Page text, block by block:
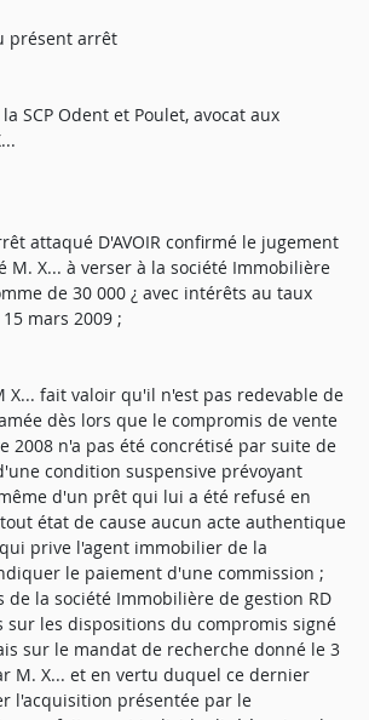
présent arrêt
SCP Odent et Poulet, avocat aux
attaqué D'AVOIR confirmé le jugement
M. X... à verser à la société Immobilière
de 30 000 ¿ avec intérêts au taux
mars 2009 ;
X... fait valoir qu'il n'est pas redevable de
dès lors que le compromis de vente
2008 n'a pas été concrétisé par suite de
condition suspensive prévoyant
d'un prêt qui lui a été refusé en
état de cause aucun acte authentique
prive l'agent immobilier de la
le paiement d'une commission ;
la société Immobilière de gestion RD
sur les dispositions du compromis signé
sur le mandat de recherche donné le 3
M. X... et en vertu duquel ce dernier
l'acquisition présentée par le